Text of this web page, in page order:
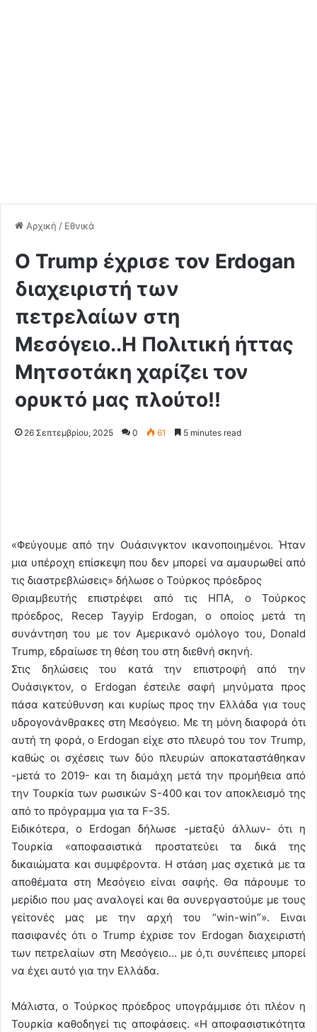
Αρχική / Εθνικά
Ο Trump έχρισε τον Erdogan
διαχειριστή των
πετρελαίων στη
Μεσόγειο..Η Πολιτική ήττας
Μητσοτάκη χαρίζει τον
ορυκτό μας πλούτο!!
26 Σεπτεμβρίου, 2025 0 61 5 minutes read
«Φεύγουμε από την Ουάσινγκτον ικανοποιημένοι. Ήταν
μια υπέροχη επίσκεψη που δεν μπορεί να αμαυρωθεί από
τις διαστρεβλώσεις» δήλωσε ο Τούρκος πρόεδρος
Θριαμβευτής επιστρέφει από τις ΗΠΑ, ο Τούρκος
πρόεδρος, Recep Tayyip Erdogan, ο οποίος μετά τη
συνάντηση του με τον Αμερικανό ομόλογο του, Donald
Trump, εδραίωσε τη θέση του στη διεθνή σκηνή.
Στις δηλώσεις του κατά την επιστροφή από την
Ουάσιγκτον, ο Erdogan έστειλε σαφή μηνύματα προς
πάσα κατεύθυνση και κυρίως προς την Ελλάδα για τους
υδρογονάνθρακες στη Μεσόγειο. Με τη μόνη διαφορά ότι
αυτή τη φορά, ο Erdogan είχε στο πλευρό του τον Trump,
καθώς οι σχέσεις των δύο πλευρών αποκαταστάθηκαν
-μετά το 2019- και τη διαμάχη μετά την προμήθεια από
την Τουρκία των ρωσικών S-400 και τον αποκλεισμό της
από το πρόγραμμα για τα F-35.
Ειδικότερα, ο Erdogan δήλωσε -μεταξύ άλλων- ότι η
Τουρκία «αποφασιστικά προστατεύει τα δικά της
δικαιώματα και συμφέροντα. Η στάση μας σχετικά με τα
αποθέματα στη Μεσόγειο είναι σαφής. Θα πάρουμε το
μερίδιο που μας αναλογεί και θα συνεργαστούμε με τους
γείτονές μας με την αρχή του “win-win”». Ειναι
πασιφανές ότι ο Trump έχρισε τον Erdogan διαχειριστή
των πετρελαίων στη Μεσόγειο… με ό,τι συνέπειες μπορεί
να έχει αυτό για την Ελλάδα.
Μάλιστα, ο Τούρκος πρόεδρος υπογράμμισε ότι πλέον η
Τουρκία καθοδηγεί τις αποφάσεις. «Η αποφασιστικότητα